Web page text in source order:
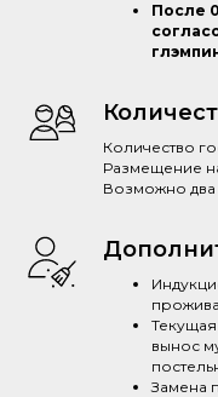
После
Количество
Размещение
Возможно два
вынос
Замена